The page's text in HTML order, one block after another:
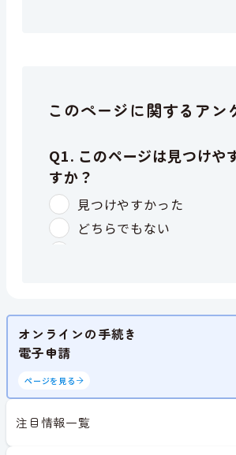
このページに関するアン
オンラインの手続き
電子申請
ページを見る
注目情報一覧